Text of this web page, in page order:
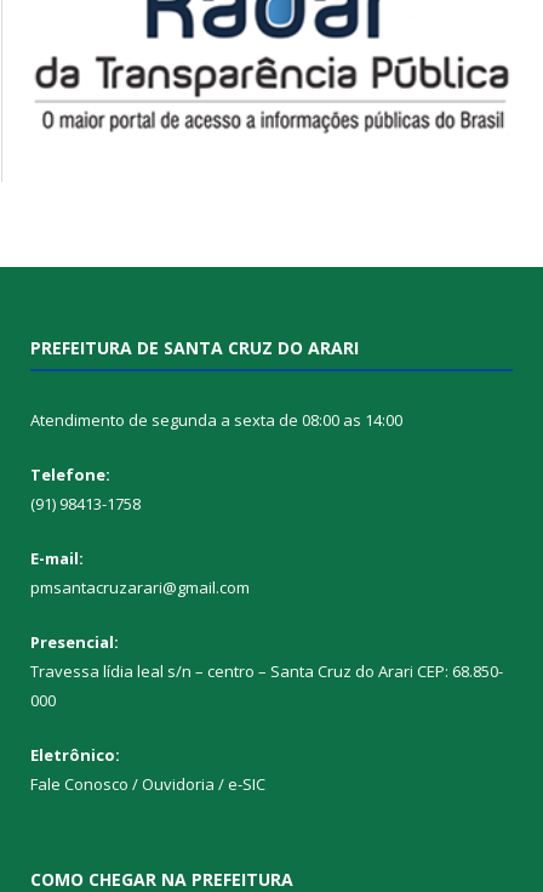
PREFEITURA DE SANTA CRUZ DO ARARI
Atendimento de segunda a sexta de 08:00 as 14:00
Telefone:
(91) 98413-1758
E-mail:
pmsantacruzarari@gmail.com
Presencial:
Travessa lídia leal s/n – centro – Santa Cruz do Arari CEP: 68.850-
000
Eletrônico:
Fale Conosco / Ouvidoria / e-SIC
COMO CHEGAR NA PREFEITURA